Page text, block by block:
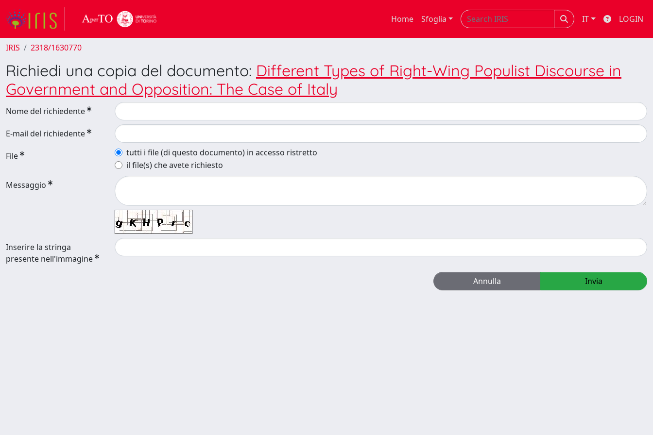
Home Sfoglia IT LOGIN
IRIS 2318/1630770
Richiedi una copia del documento: Different Types of Right-Wing Populist Discourse in
Government and Opposition: The Case of Italy
Nome del richiedente
E-mail del richiedente
File
tutti i file (di questo documento) in accesso ristretto
il file(s) che avete richiesto
Messaggio
Inserire la stringa
presente nell'immagine
Annulla Invia